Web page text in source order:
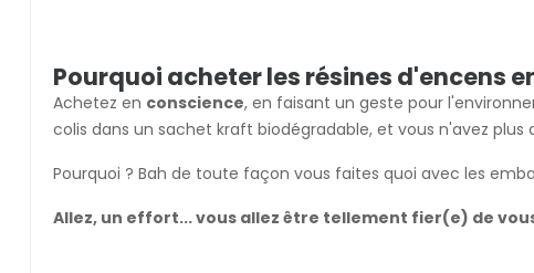
Pourquoi acheter les résines d'encens
Achetez en conscience, en faisant un geste pour
colis dans un sachet kraft biodégradable, et vous n'avez
Pourquoi ? Bah de toute façon vous faites quoi avec les
Allez, un effort... vous allez être tellement fier(e) de